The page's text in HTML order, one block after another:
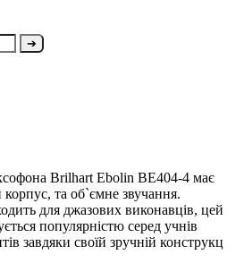
➔
Brilhart Ebolin BE404-4 має
та об`ємне звучання.
для джазових виконавців, цей
популярністю серед учнів
завдяки своїй зручній конструкц